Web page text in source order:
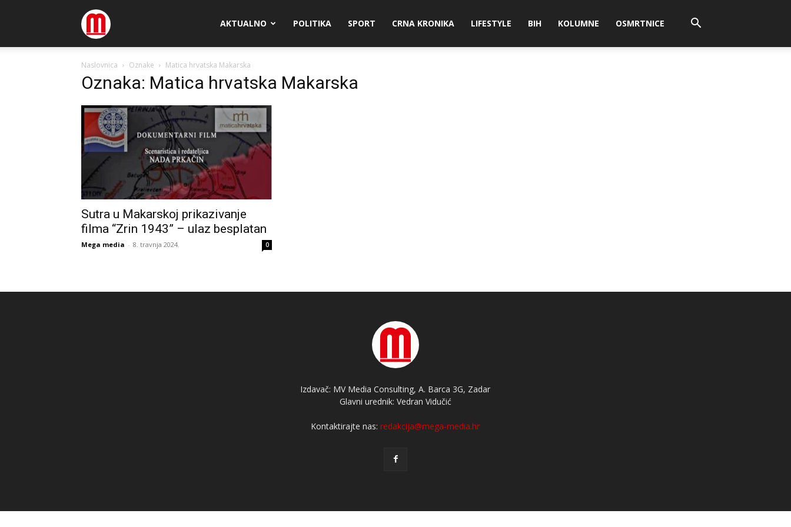
Megamedia AKTUALNO POLITIKA SPORT CRNA KRONIKA LIFESTYLE BIH KOLUMNE OSMRTNICE
Naslovnica Oznake Matica hrvatska Makarska
Oznaka: Matica hrvatska Makarska
Sutra u Makarskoj prikazivanje
filma “Zrin 1943” – ulaz besplatan
Mega media - 8. travnja 2024. 0
Izdavač: MV Media Consulting, A. Barca 3G, Zadar
Glavni urednik: Vedran Vidučić
Kontaktirajte nas:redakcija@mega-media.hr